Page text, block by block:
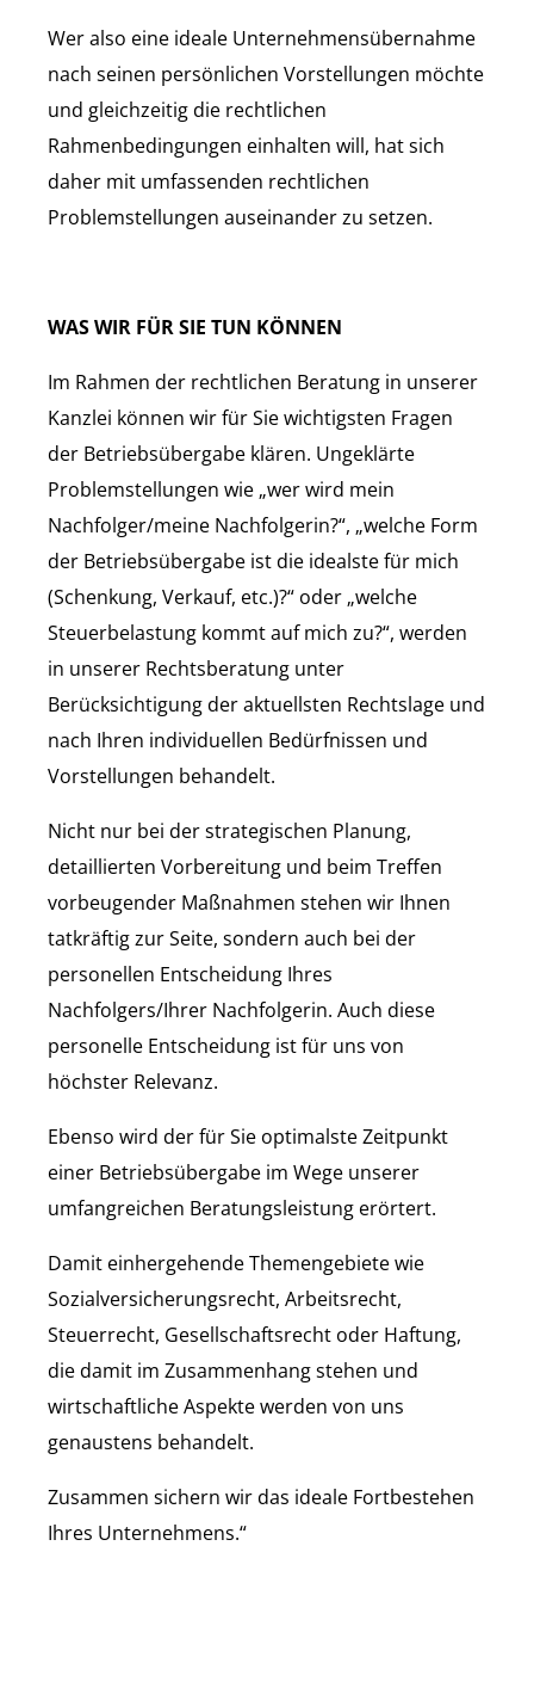
Wer also eine ideale Unternehmensübernahme
nach seinen persönlichen Vorstellungen möchte
und gleichzeitig die rechtlichen
Rahmenbedingungen einhalten will, hat sich
daher mit umfassenden rechtlichen
Problemstellungen auseinander zu setzen.
WAS WIR FÜR SIE TUN KÖNNEN
Im Rahmen der rechtlichen Beratung in unserer
Kanzlei können wir für Sie wichtigsten Fragen
der Betriebsübergabe klären. Ungeklärte
Problemstellungen wie „wer wird mein
Nachfolger/meine Nachfolgerin?“, „welche Form
der Betriebsübergabe ist die idealste für mich
(Schenkung, Verkauf, etc.)?“ oder „welche
Steuerbelastung kommt auf mich zu?“, werden
in unserer Rechtsberatung unter
Berücksichtigung der aktuellsten Rechtslage und
nach Ihren individuellen Bedürfnissen und
Vorstellungen behandelt.
Nicht nur bei der strategischen Planung,
detaillierten Vorbereitung und beim Treffen
vorbeugender Maßnahmen stehen wir Ihnen
tatkräftig zur Seite, sondern auch bei der
personellen Entscheidung Ihres
Nachfolgers/Ihrer Nachfolgerin. Auch diese
personelle Entscheidung ist für uns von
höchster Relevanz.
Ebenso wird der für Sie optimalste Zeitpunkt
einer Betriebsübergabe im Wege unserer
umfangreichen Beratungsleistung erörtert.
Damit einhergehende Themengebiete wie
Sozialversicherungsrecht, Arbeitsrecht,
Steuerrecht, Gesellschaftsrecht oder Haftung,
die damit im Zusammenhang stehen und
wirtschaftliche Aspekte werden von uns
genaustens behandelt.
Zusammen sichern wir das ideale Fortbestehen
Ihres Unternehmens.“